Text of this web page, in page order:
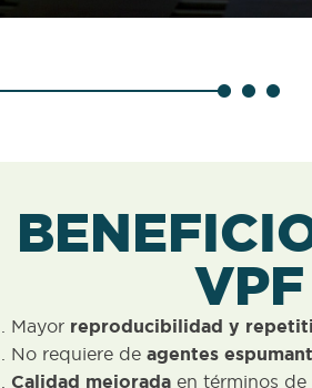
VPF
Mayor reproducibilidad y
No requiere de agentes
Calidad mejorada en términos